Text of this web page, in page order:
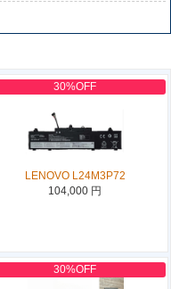
30%OFF
LENOVO L24M3P72
104,000 円
30%OFF